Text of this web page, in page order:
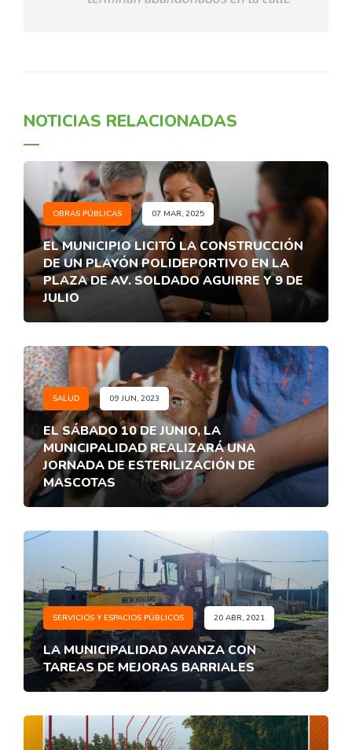
NOTICIAS RELACIONADAS
OBRAS PÚBLICAS 07 MAR, 2025
EL MUNICIPIO LICITÓ LA CONSTRUCCIÓN
DE UN PLAYÓN POLIDEPORTIVO EN LA
PLAZA DE AV. SOLDADO AGUIRRE Y 9 DE
JULIO
SALUD 09 JUN, 2023
EL SÁBADO 10 DE JUNIO, LA
MUNICIPALIDAD REALIZARÁ UNA
JORNADA DE ESTERILIZACIÓN DE
MASCOTAS
SERVICIOS Y ESPACIOS PÚBLICOS 20 ABR, 2021
LA MUNICIPALIDAD AVANZA CON
TAREAS DE MEJORAS BARRIALES